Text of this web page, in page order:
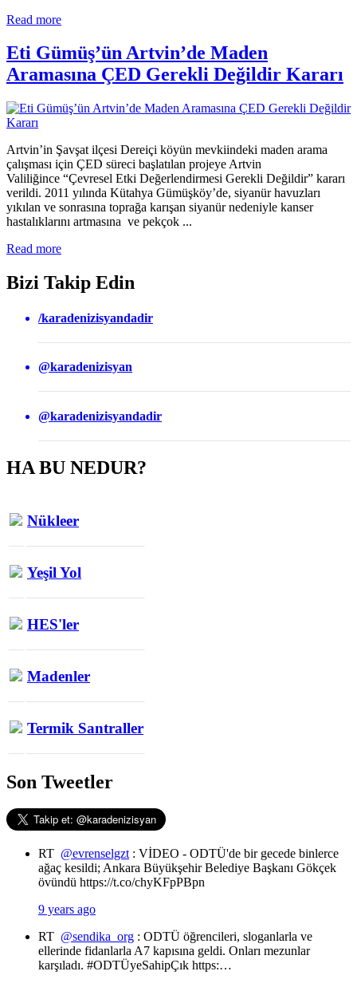
Read more
Eti Gümüş’ün Artvin’de Maden
Aramasına ÇED Gerekli Değildir Kararı
Artvin’in Şavşat ilçesi Dereiçi köyün mevkiindeki maden arama
çalışması için ÇED süreci başlatılan projeye Artvin
Valiliğince “Çevresel Etki Değerlendirmesi Gerekli Değildir” kararı
verildi. 2011 yılında Kütahya Gümüşköy’de, siyanür havuzları
yıkılan ve sonrasına toprağa karışan siyanür nedeniyle kanser
hastalıklarını artmasına ve pekçok ...
Read more
Bizi Takip Edin
/karadenizisyandadir
@karadenizisyan
@karadenizisyandadir
HA BU NEDUR?
Nükleer
Yeşil Yol
HES'ler
Madenler
Termik Santraller
Son Tweetler
RT @evrenselgzt: VİDEO - ODTÜ'de bir gecede binlerce
ağaç kesildi; Ankara Büyükşehir Belediye Başkanı Gökçek
övündü https://t.co/chyKFpPBpn
9 years ago
RT @sendika_org : ODTÜ öğrencileri, sloganlarla ve
ellerinde fidanlarla A7 kapısına geldi. Onları mezunlar
karşıladı. #ODTÜyeSahipÇık https:…